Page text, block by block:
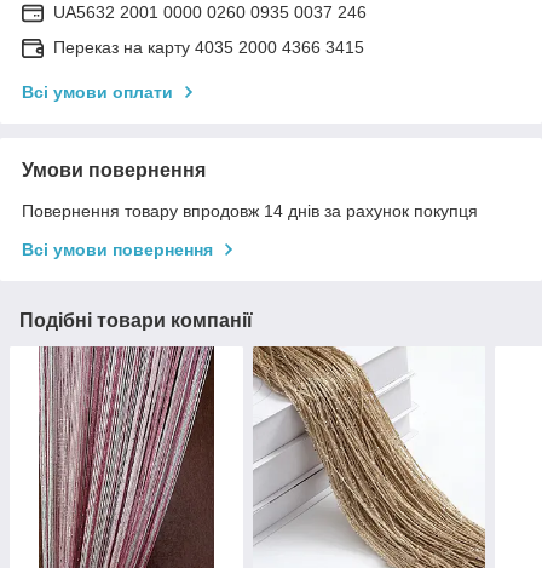
UA5632 2001 0000 0260 0935 0037 246
Переказ на карту 4035 2000 4366 3415
Всі умови оплати
Умови повернення
Повернення товару впродовж 14 днів за рахунок покупця
Всі умови повернення
Подібні товари компанії